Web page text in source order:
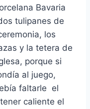
Bavaria
tulipanes de
los
y la tetera de
porque si
al juego,
faltarle el
caliente el